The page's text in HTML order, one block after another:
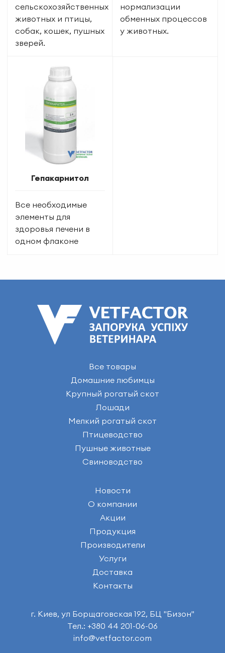
сельскохозяйственных
животных и птицы,
собак, кошек, пушных
зверей.
нормализации
обменных процессов
у животных.
Гепакарнитол
Все необходимые
элементы для
здоровья печени в
одном флаконе
Все товары
Домашние любимцы
Крупный рогатый скот
Лошади
Мелкий рогатый скот
Птицеводство
Пушные животные
Свиноводство
Новости
О компании
Акции
Продукция
Производители
Услуги
Доставка
Контакты
г. Киев, ул Борщаговская 192, БЦ "Бизон"
Тел.: +380 44 201-06-06
info@vetfactor.com